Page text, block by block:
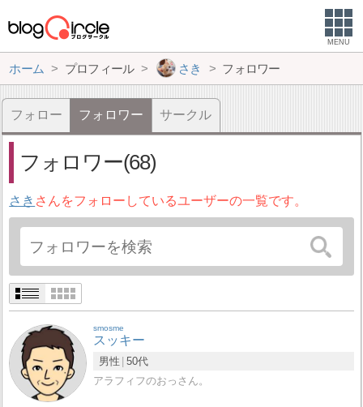
MENU
ホーム プロフィール さき フォロワー
フォロー フォロワー サークル
フォロワー(68)
さき さんをフォローしているユーザーの一覧です。
smosme
スッキー
男性 50代
アラフィフのおっさん。